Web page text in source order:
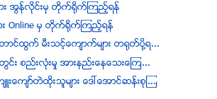
ား အြန္လုိင္းမွ တုိက္ရုိက္ၾကည့္ရန္
း Online မွ တုိက္ရုိက္ၾကည့္ရန္
ေတာင္ထြက္ မီးသင့္ေက်ာက္မ်ား တရုတ္ပို့ရ...
ြင္း စည္းလံုးမႈ အားနည္းေနေသးေၾက...
ေက်ာ္တဲထုိးသူမ်ား ေဒၚေအာင္ဆန္းစုၾ...